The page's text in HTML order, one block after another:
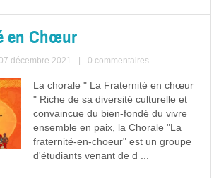
en Chœur
décembre 2021 0 commentaires
La chorale " La Fraternité en chœur
" Riche de sa diversité culturelle et
convaincue du bien-fondé du vivre
ensemble en paix, la Chorale "La
fraternité-en-choeur" est un groupe
d'étudiants venant de d ...